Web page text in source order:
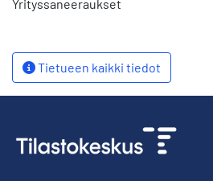
Yrityssaneeraukset
Tietueen kaikki tiedot